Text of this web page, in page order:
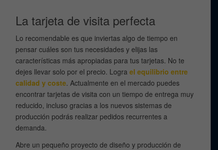
La tarjeta de visita perfecta
Lo recomendable es que inviertas algo de tiempo en
pensar cuáles son tus necesidades y elijas las
características más apropiadas para tus tarjetas. No te
dejes llevar solo por el precio. Lograel equilibrio entre
calidad y coste. Actualmente en el mercado puedes
encontrar tarjetas de visita con un tiempo de entrega muy
reducido, incluso gracias a los nuevos sistemas de
producción podrás realizar pedidos recurrentes a
demanda.
Abre un pequeño proyecto de diseño y producción de